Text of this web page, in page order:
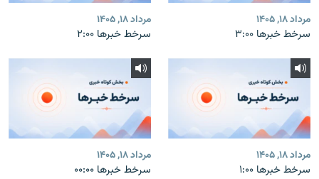
مرداد ۱۸, ۱۴۰۵
سرخط خبرها ۳:۰۰
مرداد ۱۸, ۱۴۰۵
سرخط خبرها ۲:۰۰
مرداد ۱۸, ۱۴۰۵
سرخط خبرها ۱:۰۰
مرداد ۱۸, ۱۴۰۵
سرخط خبرها ۰۰:۰۰